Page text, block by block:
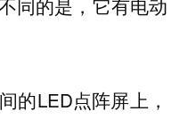
的LED点阵屏上，